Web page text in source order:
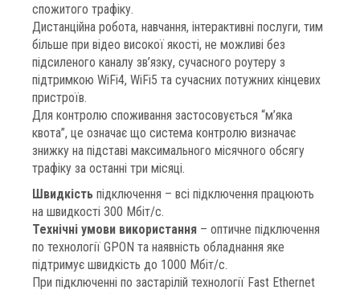
спожитого трафіку.
Дистанційна робота, навчання, інтерактивні послуги, тим
більше при відео високої якості, не можливі без
підсиленого каналу зв’язку, сучасного роутеру з
підтримкою WiFi4, WiFi5 та сучасних потужних кінцевих
пристроїв.
Для контролю споживання застосовується “м’яка
квота”, це означає що система контролю визначає
знижку на підставі максимального місячного обсягу
трафіку за останні три місяці.
Швидкість підключення – всі підключення працюють
на швидкості 300 Мбіт/с.
Технічні умови використання – оптичне підключення
по технології GPON та наявність обладнання яке
підтримує швидкість до 1000 Мбіт/с.
При підключенні по застарілій технології Fast Ethernet